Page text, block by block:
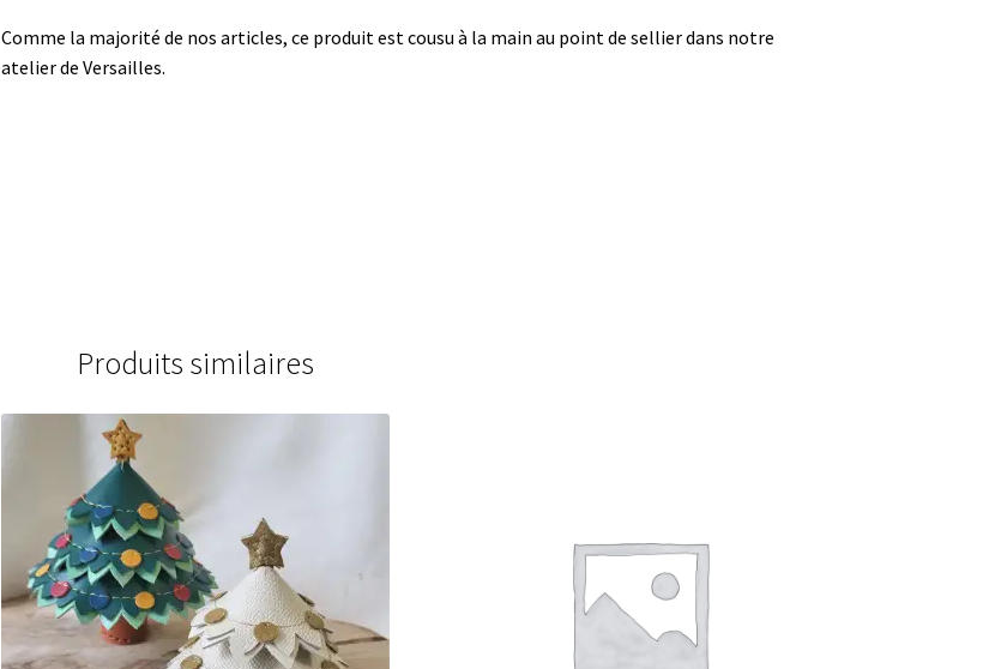
Comme la majorité de nos articles, ce produit est cousu à la main au point de sellier dans notre
atelier de Versailles.
Produits similaires